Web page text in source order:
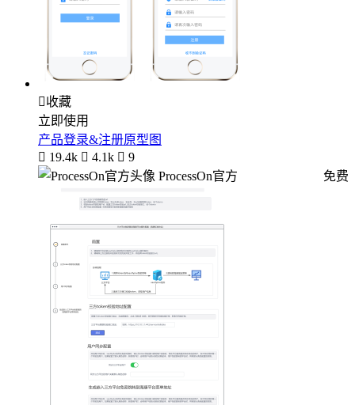
收藏
立即使用
产品登录&注册原型图
 19.4k  4.1k  9
ProcessOn官方
免费